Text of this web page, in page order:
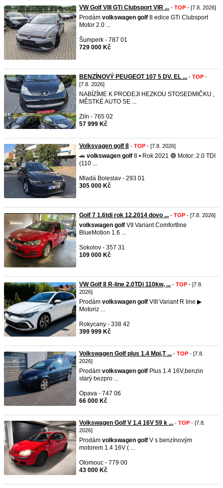
VW Golf VIII GTi Clubsport VIR ... - TOP - [7.8. 2026]
Prodám volkswagen golf 8 edice GTi Clubsport
Motor 2.0 ...
Šumperk - 787 01
729 000 Kč
BENZÍNOVÝ PEUGEOT 107 5 DV. EL ... - TOP -
[7.8. 2026]
NABÍZÍME K PRODEJI HEZKOU STOSEDMIČKU ,
MĚSTKÉ AUTO SE ...
Zlín - 765 02
57 999 Kč
Volksvagen golf 8 - TOP - [7.8. 2026]
🚗 volkswagen golf 8 • Rok 2021 🟢 Motor: 2.0 TDI
(110 ...
Mladá Boleslav - 293 01
305 000 Kč
Golf 7 1.6tdi rok 12.2014 dovo ... - TOP - [7.8. 2026]
volkswagen golf VII Variant Comfortline
BlueMotion 1.6 ...
Sokolov - 357 31
109 000 Kč
VW Golf 8 R-line 2.0TDi 110kw, ... - TOP - [7.8.
2026]
Prodám volkswagen golf VIII Variant R line ▶
Motoriz ...
Rokycany - 338 42
399 999 Kč
Volkswagen Golf plus 1.4 Mpi,T ... - TOP - [7.8.
2026]
Prodám volkswagen golf Plus 1.4 16V,benzin
starý bezpro ...
Opava - 747 06
66 000 Kč
Volkswagen Golf V 1.4 16V 59 k ... - TOP - [7.8.
2026]
Prodám volkswagen golf V s benzínovým
motorem 1.4 16V ( ...
Olomouc - 779 00
43 000 Kč